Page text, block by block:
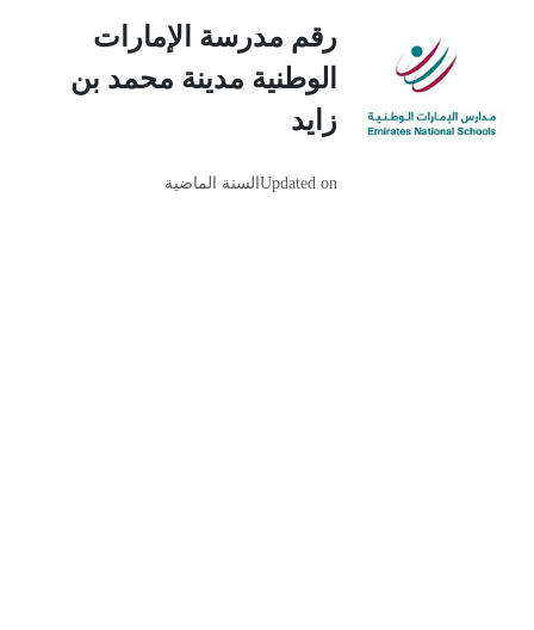
رقم مدرسة الإمارات
الوطنية مدينة محمد بن
زايد
Updated on السنة الماضية